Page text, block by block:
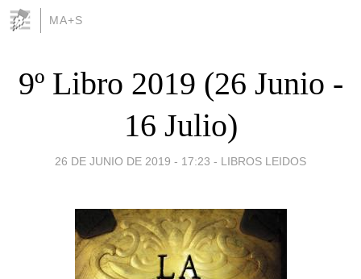
MA+S
9º Libro 2019 (26 Junio -
16 Julio)
26 DE JUNIO DE 2019 - 17:23 - LIBROS LEIDOS